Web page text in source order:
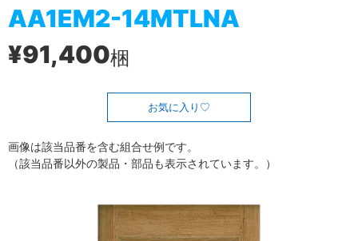
AA1EM2-14MTLNA
¥91,400梱
お気に入り
画像は該当品番を含む組合せ例です。
（該当品番以外の製品・部品も表示されています。）